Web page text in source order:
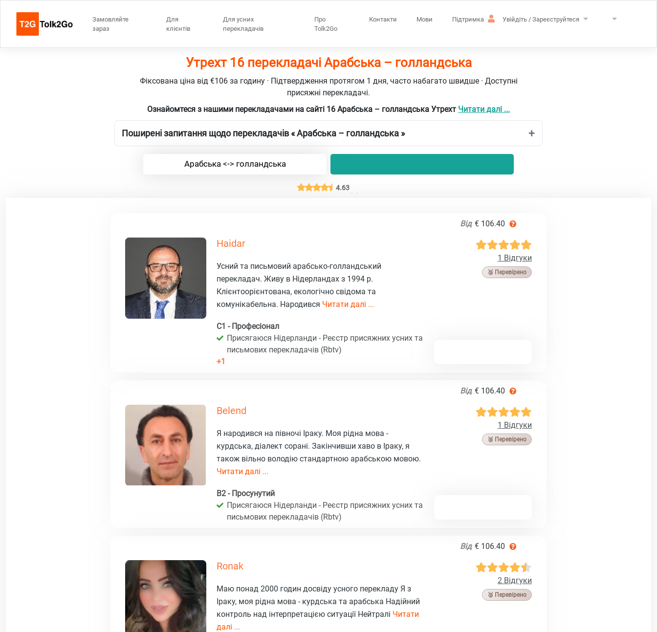
Замовляйте
зараз
Для
клієнтів
Для усних
перекладачів
Про
Tolk2Go
Контакти Мови Підтримка Увійдіть / Зареєструйтеся
Утрехт 16 перекладачі Арабська – голландська
Фіксована ціна від €106 за годину · Підтвердження протягом 1 дня, часто набагато швидше · Доступні
присяжні перекладачі.
Ознайомтеся з нашими перекладачами на сайті 16 Арабська – голландська Утрехт Читати далі ...
Поширені запитання щодо перекладачів « Арабська – голландська »
Арабська <-> голландська
4.63
Від € 106.40
Haidar
1 Відгуки
🥉 Перевірено
Усний та письмовий арабсько-голландський
перекладач. Живу в Нідерландах з 1994 р.
Клієнтоорієнтована, екологічно свідома та
комунікабельна. Народився Читати далі ...
C1 - Професіонал
Присягаюся Нідерланди - Реєстр присяжних усних та
письмових перекладачів (Rbtv)
+1
Від € 106.40
Belend
1 Відгуки
🥉 Перевірено
Я народився на півночі Іраку. Моя рідна мова -
курдська, діалект сорані. Закінчивши хаво в Іраку, я
також вільно володію стандартною арабською мовою.
Читати далі ...
B2 - Просунутий
Присягаюся Нідерланди - Реєстр присяжних усних та
письмових перекладачів (Rbtv)
Від € 106.40
Ronak
2 Відгуки
🥉 Перевірено
Маю понад 2000 годин досвіду усного перекладу Я з
Іраку, моя рідна мова - курдська та арабська Надійний
контроль над інтерпретацією ситуації Нейтралі Читати
далі ...